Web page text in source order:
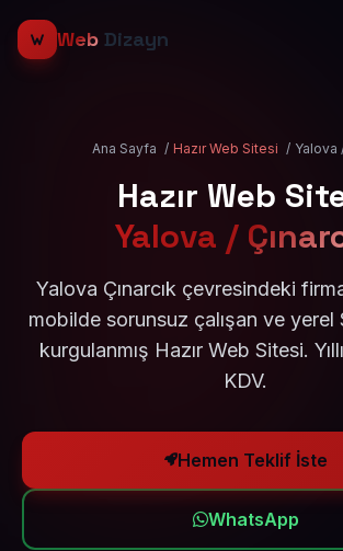
Web Dizayn
Ana Sayfa / Hazır Web Sitesi / Yalova
Hazır Web
Yalova /
Yalova Çınarcık çevresindeki
mobilde sorunsuz çalışan ve yerel
kurgulanmış Hazır Web Sitesi.
KDV.
Hemen Teklif İste
WhatsApp